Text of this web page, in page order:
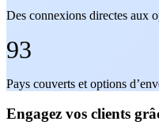
Des connexions directes aux
93
Pays couverts et options
Engagez vos clients